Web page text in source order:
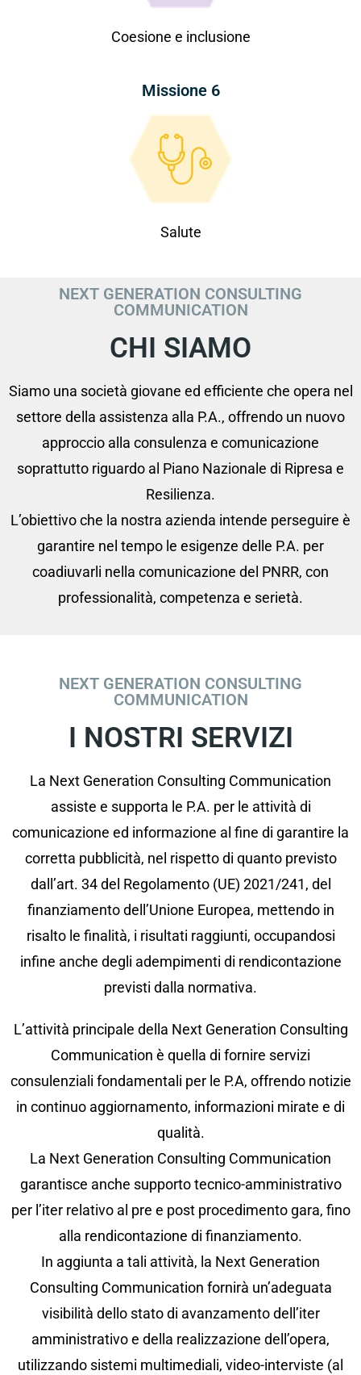
Coesione e inclusione
Missione 6
Salute
NEXT GENERATION CONSULTING
COMMUNICATION
CHI SIAMO
Siamo una società giovane ed efficiente che opera nel
settore della assistenza alla P.A., offrendo un nuovo
approccio alla consulenza e comunicazione
soprattutto riguardo al Piano Nazionale di Ripresa e
Resilienza.
L’obiettivo che la nostra azienda intende perseguire è
garantire nel tempo le esigenze delle P.A. per
coadiuvarli nella comunicazione del PNRR, con
professionalità, competenza e serietà.
NEXT GENERATION CONSULTING
COMMUNICATION
I NOSTRI SERVIZI
La Next Generation Consulting Communication
assiste e supporta le P.A. per le attività di
comunicazione ed informazione al fine di garantire la
corretta pubblicità, nel rispetto di quanto previsto
dall’art. 34 del Regolamento (UE) 2021/241, del
finanziamento dell’Unione Europea, mettendo in
risalto le finalità, i risultati raggiunti, occupandosi
infine anche degli adempimenti di rendicontazione
previsti dalla normativa.
L’attività principale della Next Generation Consulting
Communication è quella di fornire servizi
consulenziali fondamentali per le P.A, offrendo notizie
in continuo aggiornamento, informazioni mirate e di
qualità.
La Next Generation Consulting Communication
garantisce anche supporto tecnico-amministrativo
per l’iter relativo al pre e post procedimento gara, fino
alla rendicontazione di finanziamento.
In aggiunta a tali attività, la Next Generation
Consulting Communication fornirà un’adeguata
visibilità dello stato di avanzamento dell’iter
amministrativo e della realizzazione dell’opera,
utilizzando sistemi multimediali, video-interviste (al